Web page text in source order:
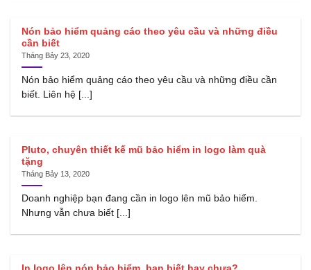
Nón bảo hiểm quảng cáo theo yêu cầu và những điều
cần biết
Tháng Bảy 23, 2020
Nón bảo hiểm quảng cáo theo yêu cầu và những điều cần
biết. Liên hệ [...]
Pluto, chuyên thiết kế mũ bảo hiểm in logo làm quà
tặng
Tháng Bảy 13, 2020
Doanh nghiệp bạn đang cần in logo lên mũ bảo hiểm.
Nhưng vẫn chưa biết [...]